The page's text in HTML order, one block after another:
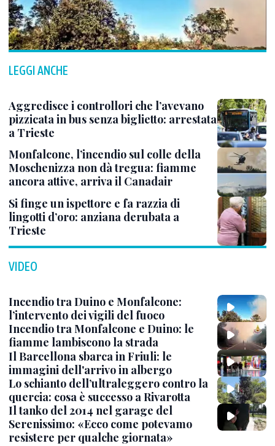
LEGGI ANCHE
Aggredisce i controllori che l’avevano
pizzicata in bus senza biglietto: arrestata
a Trieste
Monfalcone, l’incendio sul colle della
Moschenizza non dà tregua: fiamme
ancora attive, arriva il Canadair
Si finge un ispettore e fa razzia di
lingotti d’oro: anziana derubata a
Trieste
VIDEO
Incendio tra Duino e Monfalcone:
l’intervento dei vigili del fuoco
Incendio tra Monfalcone e Duino: le
fiamme lambiscono la strada
Il Barcellona sbarca in Friuli: le
immagini dell'arrivo in albergo
Lo schianto dell’ultraleggero contro la
quercia: cosa è successo a Rivarotta
Il tanko del 2014 nel garage del
Serenissimo: «Ecco come potevamo
resistere per qualche giornata»